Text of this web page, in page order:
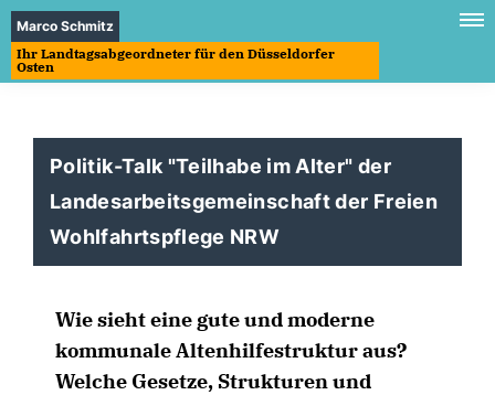
Marco Schmitz
Ihr Landtagsabgeordneter für den Düsseldorfer
Osten
Politik-Talk "Teilhabe im Alter" der
Landesarbeitsgemeinschaft der Freien
Wohlfahrtspflege NRW
Wie sieht eine gute und moderne
kommunale Altenhilfestruktur aus?
Welche Gesetze, Strukturen und